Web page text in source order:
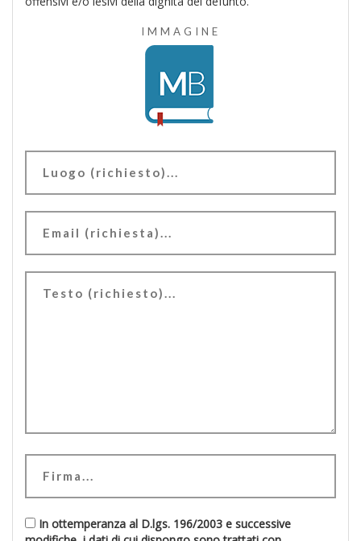
IMMAGINE
In ottemperanza al D.lgs. 196/2003 e successive